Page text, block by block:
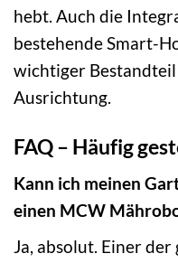
hebt. Auch die
bestehende Smart-
wichtiger
Ausrichtung.
FAQ – Häufig
Kann ich meinen
einen MCW
Ja, absolut. Einer